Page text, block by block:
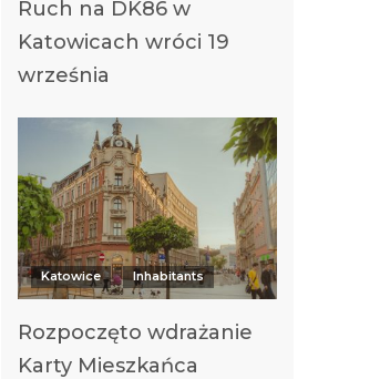
Ruch na DK86 w
Katowicach wróci 19
września
Katowice Inhabitants
Rozpoczęto wdrażanie
Karty Mieszkańca